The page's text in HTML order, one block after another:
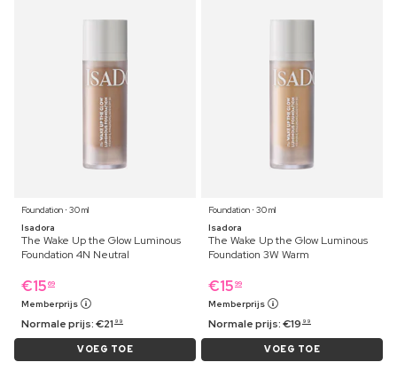
Foundation ⋅ 30 ml
Isadora
The Wake Up the Glow Luminous
Foundation 4N Neutral
€15 69
Memberprijs
Normale prijs:€21 99
VOEG TOE
Foundation ⋅ 30 ml
Isadora
The Wake Up the Glow Luminous
Foundation 3W Warm
€15 99
Memberprijs
Normale prijs:€19 99
VOEG TOE